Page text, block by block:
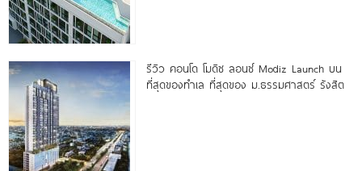
รีวิว คอนโด โมดิซ ลอนซ์ Modiz Launch บน
ที่สุดของทำเล ที่สุดของ ม.ธรรมศาสตร์ รังสิต